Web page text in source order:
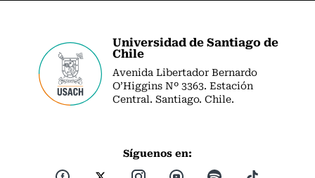
Universidad de Santiago de
Chile
Avenida Libertador Bernardo
O’Higgins Nº 3363. Estación
Central. Santiago. Chile.
Síguenos en: